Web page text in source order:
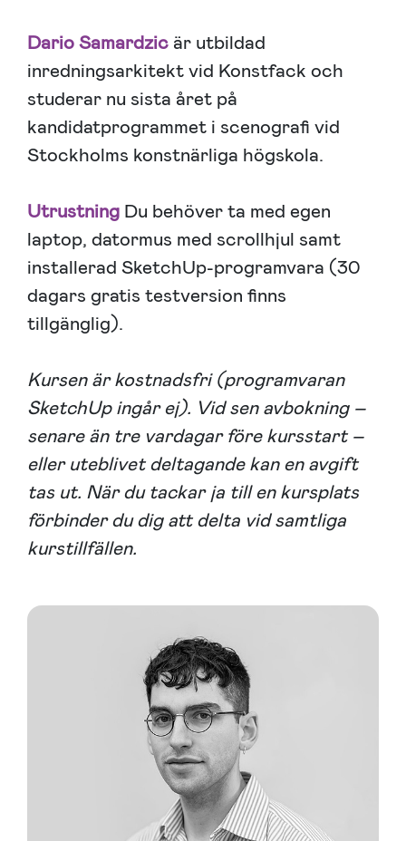
Dario Samardzic är utbildad
inredningsarkitekt vid Konstfack och
studerar nu sista året på
kandidatprogrammet i scenografi vid
Stockholms konstnärliga högskola.
Utrustning Du behöver ta med egen
laptop, datormus med scrollhjul samt
installerad SketchUp-programvara (30
dagars gratis testversion finns
tillgänglig).
Kursen är kostnadsfri (programvaran
SketchUp ingår ej). Vid sen avbokning –
senare än tre vardagar före kursstart –
eller uteblivet deltagande kan en avgift
tas ut. När du tackar ja till en kursplats
förbinder du dig att delta vid samtliga
kurstillfällen.